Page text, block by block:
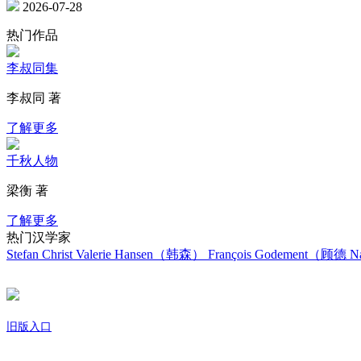
2026-07-28
热门作品
李叔同集
李叔同 著
了解更多
千秋人物
梁衡 著
了解更多
热门汉学家
Stefan Christ Valerie Hansen（韩森） François Godement（顾德
旧版入口